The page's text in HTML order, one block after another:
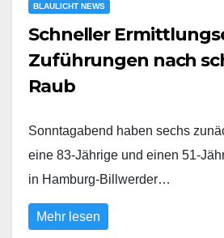
BLAULICHT NEWS
Schneller
Zuführungen nach
Raub
Sonntagabend haben sechs
eine 83-Jährige und einen 51-
in Hamburg-Billwerder…
Mehr lesen